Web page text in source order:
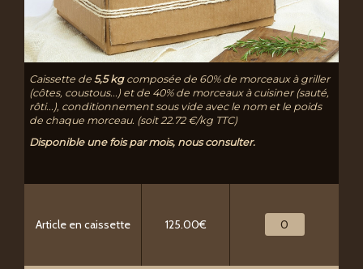
Caissette de 5,5 kgcomposée de 60% de morceaux à griller
(côtes, coustous...) et de 40% de morceaux à cuisiner (sauté,
rôti...), conditionnement sous vide avec le nom et le poids
de chaque morceau. (soit 22.72 €/kg TTC)
Disponible une fois par mois, nous consulter.
Article en caissette 125.00€